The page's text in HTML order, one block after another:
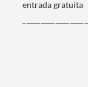
entrada gratuita